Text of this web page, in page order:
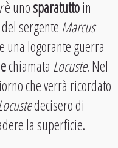
è unosparatuttoin
sergente Marcus
una logorante guerra
chiamata Locuste. Nel
che verrà ricordato
decisero di
la superficie.